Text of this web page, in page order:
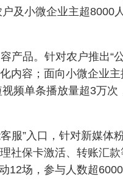
及小微企业主超8000
产品。针对农户推出“
内容；面向小微企业
频单条播放量超3万次
服”入口，针对新媒体
社保卡激活、转账汇款
12场，参与人数超